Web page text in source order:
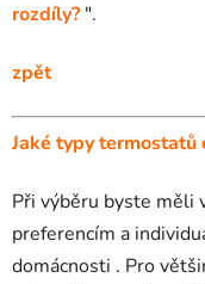
rozdíly? ".
zpět
Jaké typy termostatů
Při výběru byste měli
preferencím a
domácnosti . Pro